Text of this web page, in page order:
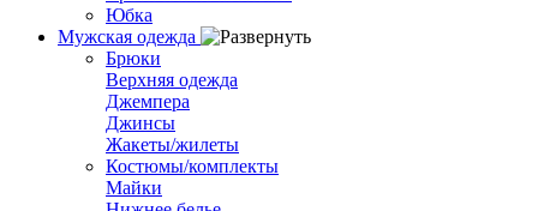
Юбка
Мужская одежда
Брюки
Верхняя одежда
Джемпера
Джинсы
Жакеты/жилеты
Костюмы/комплекты
Майки